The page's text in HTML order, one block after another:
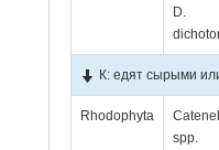
D.
К: едят сырыми
Rhodophyta
spp.